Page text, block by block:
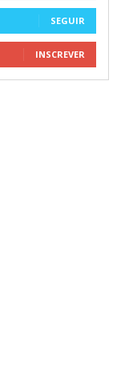
SEGUIR
INSCREVER